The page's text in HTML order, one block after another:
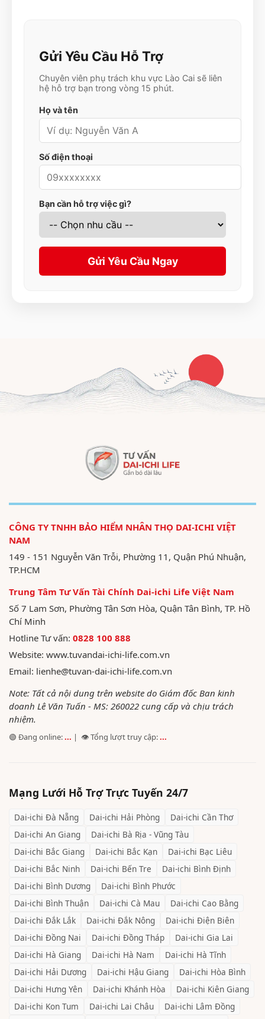
Gửi Yêu Cầu Hỗ Trợ
Chuyên viên phụ trách khu vực Lào Cai sẽ liên
hệ hỗ trợ bạn trong vòng 15 phút.
Họ và tên
Số điện thoại
Bạn cần hỗ trợ việc gì?
Gửi Yêu Cầu Ngay
CÔNG TY TNHH BẢO HIỂM NHÂN THỌ DAI-ICHI VIỆT
NAM
149 - 151 Nguyễn Văn Trỗi, Phường 11, Quận Phú Nhuận,
TP.HCM
Trung Tâm Tư Vấn Tài Chính Dai-ichi Life Việt Nam
Số 7 Lam Sơn, Phường Tân Sơn Hòa, Quận Tân Bình, TP. Hồ
Chí Minh
Hotline Tư vấn: 0828 100 888
Website: www.tuvandai-ichi-life.com.vn
Email: lienhe@tuvan-dai-ichi-life.com.vn
Note: Tất cả nội dung trên website do Giám đốc Ban kinh
doanh Lê Văn Tuấn - MS: 260022 cung cấp và chịu trách
nhiệm.
🟢 Đang online:... | 👁️ Tổng lượt truy cập:...
Mạng Lưới Hỗ Trợ Trực Tuyến 24/7
Dai-ichi Đà Nẵng Dai-ichi Hải Phòng Dai-ichi Cần Thơ
Dai-ichi An Giang Dai-ichi Bà Rịa - Vũng Tàu
Dai-ichi Bắc Giang Dai-ichi Bắc Kạn Dai-ichi Bạc Liêu
Dai-ichi Bắc Ninh Dai-ichi Bến Tre Dai-ichi Bình Định
Dai-ichi Bình Dương Dai-ichi Bình Phước
Dai-ichi Bình Thuận Dai-ichi Cà Mau Dai-ichi Cao Bằng
Dai-ichi Đắk Lắk Dai-ichi Đắk Nông Dai-ichi Điện Biên
Dai-ichi Đồng Nai Dai-ichi Đồng Tháp Dai-ichi Gia Lai
Dai-ichi Hà Giang Dai-ichi Hà Nam Dai-ichi Hà Tĩnh
Dai-ichi Hải Dương Dai-ichi Hậu Giang Dai-ichi Hòa Bình
Dai-ichi Hưng Yên Dai-ichi Khánh Hòa Dai-ichi Kiên Giang
Dai-ichi Kon Tum Dai-ichi Lai Châu Dai-ichi Lâm Đồng